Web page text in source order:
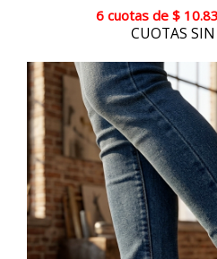
6 cuotas de $
CUOTAS